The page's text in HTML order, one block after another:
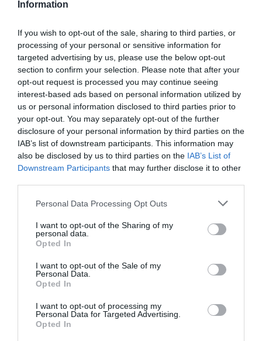
Information
If you wish to opt-out of the sale, sharing to third parties, or
processing of your personal or sensitive information for
targeted advertising by us, please use the below opt-out
section to confirm your selection. Please note that after your
opt-out request is processed you may continue seeing
interest-based ads based on personal information utilized by
us or personal information disclosed to third parties prior to
your opt-out. You may separately opt-out of the further
disclosure of your personal information by third parties on the
IAB’s list of downstream participants. This information may
also be disclosed by us to third parties on the IAB’s List of
Downstream Participants that may further disclose it to other
Personal Data Processing Opt Outs
I want to opt-out of the Sharing of my
personal data.
Opted In
I want to opt-out of the Sale of my
Personal Data.
Opted In
I want to opt-out of processing my
Personal Data for Targeted Advertising.
Opted In
Ακολουθήστε το Culturenow.gr
Σχετικά Άρθρα
Mania The Abba
Tribute: Μια
μοναδική συναυλία
Theater
The Magician’s
Farewell: Οι Uriah